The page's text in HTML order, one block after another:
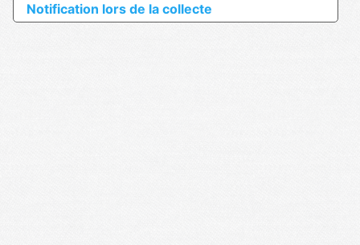
Notification lors de la collecte